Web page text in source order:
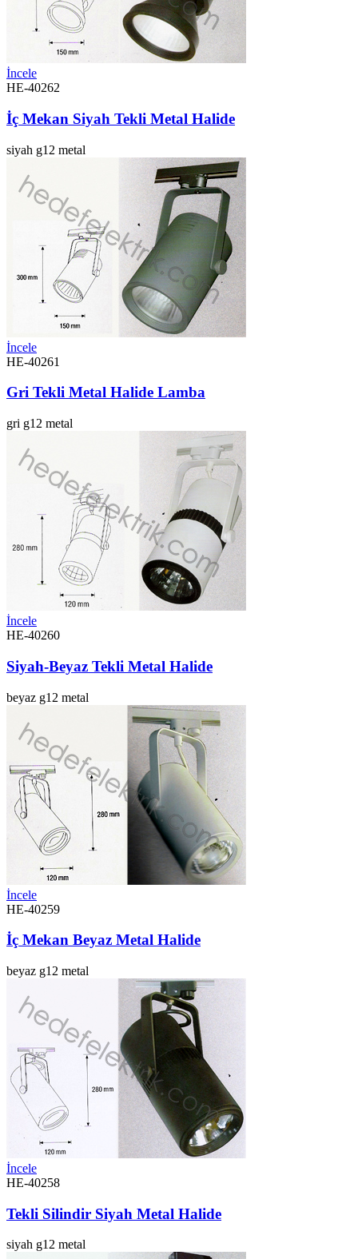
İncele
HE-40262
İç Mekan Siyah Tekli Metal Halide
siyah g12 metal
İncele
HE-40261
Gri Tekli Metal Halide Lamba
gri g12 metal
İncele
HE-40260
Siyah-Beyaz Tekli Metal Halide
beyaz g12 metal
İncele
HE-40259
İç Mekan Beyaz Metal Halide
beyaz g12 metal
İncele
HE-40258
Tekli Silindir Siyah Metal Halide
siyah g12 metal